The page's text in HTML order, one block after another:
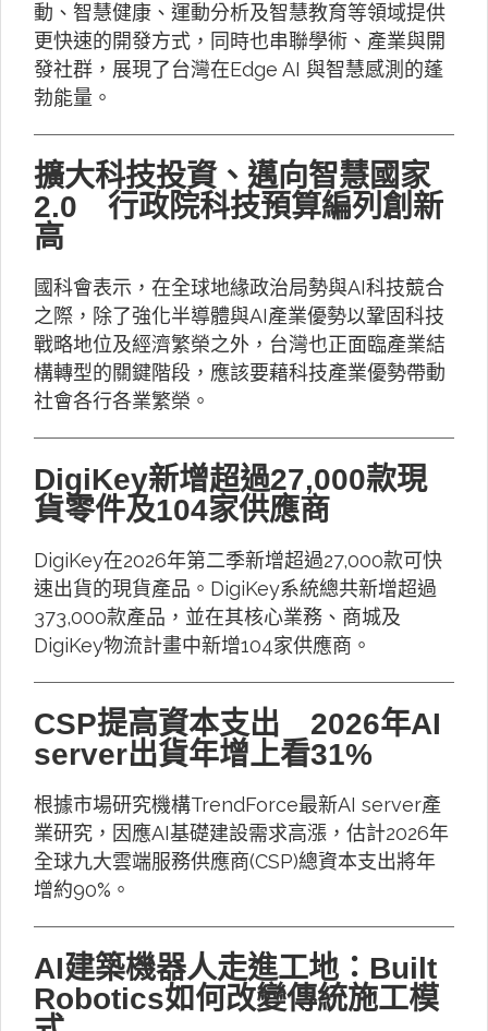
動、智慧健康、運動分析及智慧教育等領域提供
更快速的開發方式，同時也串聯學術、產業與開
發社群，展現了台灣在Edge AI 與智慧感測的蓬
勃能量。
擴大科技投資、邁向智慧國家
2.0 行政院科技預算編列創新
高
國科會表示，在全球地緣政治局勢與AI科技競合
之際，除了強化半導體與AI產業優勢以鞏固科技
戰略地位及經濟繁榮之外，台灣也正面臨產業結
構轉型的關鍵階段，應該要藉科技產業優勢帶動
社會各行各業繁榮。
DigiKey新增超過27,000款現
貨零件及104家供應商
DigiKey在2026年第二季新增超過27,000款可快
速出貨的現貨產品。DigiKey系統總共新增超過
373,000款產品，並在其核心業務、商城及
DigiKey物流計畫中新增104家供應商。
CSP提高資本支出 2026年AI
server出貨年增上看31%
根據市場研究機構TrendForce最新AI server產
業研究，因應AI基礎建設需求高漲，估計2026年
全球九大雲端服務供應商(CSP)總資本支出將年
增約90%。
AI建築機器人走進工地：Built
Robotics如何改變傳統施工模